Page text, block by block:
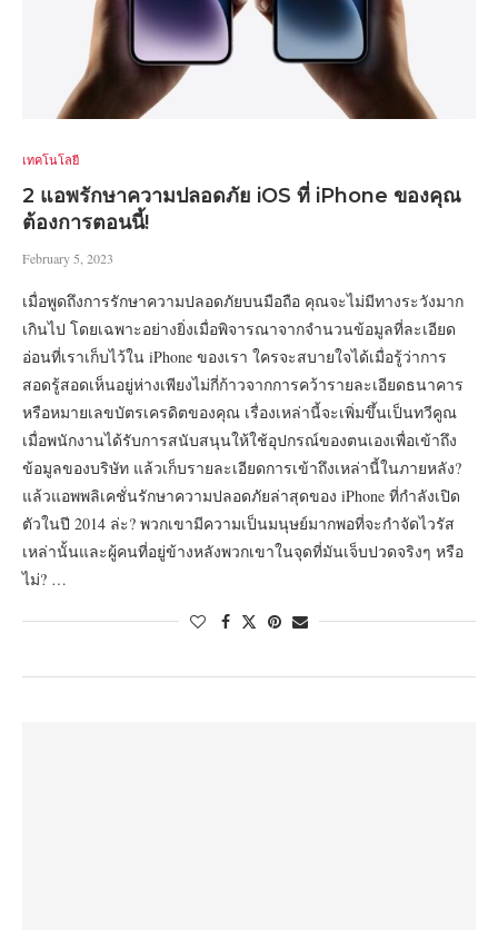
เทคโนโลยี
2 แอพรักษาความปลอดภัย iOS ที่ iPhone ของคุณ
ต้องการตอนนี้!
February 5, 2023
เมื่อพูดถึงการรักษาความปลอดภัยบนมือถือ คุณจะไม่มีทางระวังมาก
เกินไป โดยเฉพาะอย่างยิ่งเมื่อพิจารณาจากจำนวนข้อมูลที่ละเอียด
อ่อนที่เราเก็บไว้ใน iPhone ของเรา ใครจะสบายใจได้เมื่อรู้ว่าการ
สอดรู้สอดเห็นอยู่ห่างเพียงไม่กี่ก้าวจากการคว้ารายละเอียดธนาคาร
หรือหมายเลขบัตรเครดิตของคุณ เรื่องเหล่านี้จะเพิ่มขึ้นเป็นทวีคูณ
เมื่อพนักงานได้รับการสนับสนุนให้ใช้อุปกรณ์ของตนเองเพื่อเข้าถึง
ข้อมูลของบริษัท แล้วเก็บรายละเอียดการเข้าถึงเหล่านี้ในภายหลัง?
แล้วแอพพลิเคชั่นรักษาความปลอดภัยล่าสุดของ iPhone ที่กำลังเปิด
ตัวในปี 2014 ล่ะ? พวกเขามีความเป็นมนุษย์มากพอที่จะกำจัดไวรัส
เหล่านั้นและผู้คนที่อยู่ข้างหลังพวกเขาในจุดที่มันเจ็บปวดจริงๆ หรือ
ไม่? …